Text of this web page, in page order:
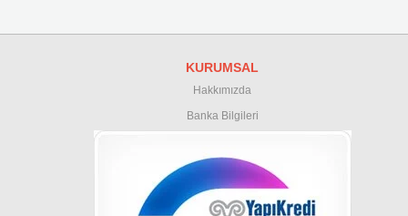
KURUMSAL
Hakkımızda
Banka Bilgileri